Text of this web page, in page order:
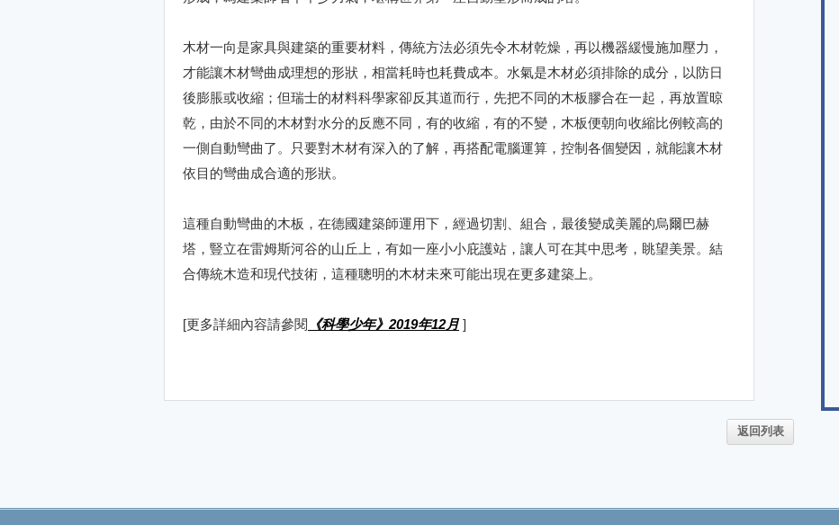
木材一向是家具與建築的重要材料，傳統方法必須先令木材乾燥，再以機器緩慢施加壓力，
才能讓木材彎曲成理想的形狀，相當耗時也耗費成本。水氣是木材必須排除的成分，以防日
後膨脹或收縮；但瑞士的材料科學家卻反其道而行，先把不同的木板膠合在一起，再放置晾
乾，由於不同的木材對水分的反應不同，有的收縮，有的不變，木板便朝向收縮比例較高的
一側自動彎曲了。只要對木材有深入的了解，再搭配電腦運算，控制各個變因，就能讓木材
依目的彎曲成合適的形狀。
這種自動彎曲的木板，在德國建築師運用下，經過切割、組合，最後變成美麗的烏爾巴赫
塔，豎立在雷姆斯河谷的山丘上，有如一座小小庇護站，讓人可在其中思考，眺望美景。結
合傳統木造和現代技術，這種聰明的木材未來可能出現在更多建築上。
[更多詳細內容請參閱 《科學少年》2019年12月]
返回列表